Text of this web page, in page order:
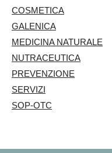
COSMETICA
GALENICA
MEDICINA NATURALE
NUTRACEUTICA
PREVENZIONE
SERVIZI
SOP-OTC